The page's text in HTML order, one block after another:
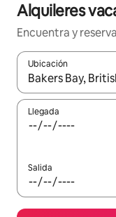
Alquileres
Encuentra y
Ubicación
Cuando los
Llegada
Salida